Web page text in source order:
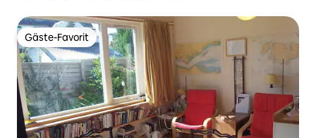
Gäste-Favorit
Gäste-Favorit